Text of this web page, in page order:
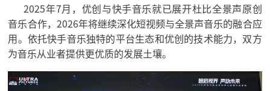
2025年7月，优创与快手音乐就已展开杜比全景声原创
音乐合作，2026年将继续深化短视频与全景声音乐的融合应
用。 依托快手音乐独特的平台生态和优创的技术能力，双方
为音乐从业者提供更优质的发展土壤。